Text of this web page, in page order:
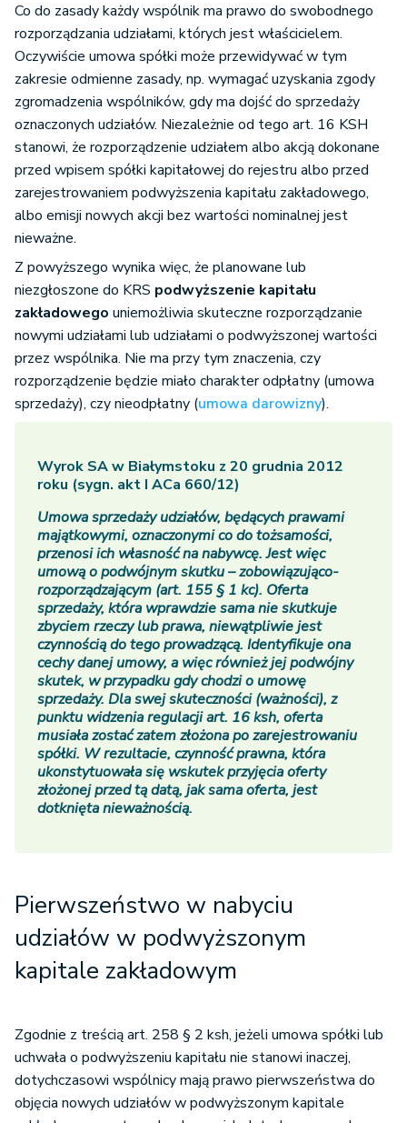
Co do zasady każdy wspólnik ma prawo do swobodnego
rozporządzania udziałami, których jest właścicielem.
Oczywiście umowa spółki może przewidywać w tym
zakresie odmienne zasady, np. wymagać uzyskania zgody
zgromadzenia wspólników, gdy ma dojść do sprzedaży
oznaczonych udziałów. Niezależnie od tego art. 16 KSH
stanowi, że rozporządzenie udziałem albo akcją dokonane
przed wpisem spółki kapitałowej do rejestru albo przed
zarejestrowaniem podwyższenia kapitału zakładowego,
albo emisji nowych akcji bez wartości nominalnej jest
nieważne.
Z powyższego wynika więc, że planowane lub
niezgłoszone do KRS podwyższenie kapitału
zakładowego uniemożliwia skuteczne rozporządzanie
nowymi udziałami lub udziałami o podwyższonej wartości
przez wspólnika. Nie ma przy tym znaczenia, czy
rozporządzenie będzie miało charakter odpłatny (umowa
sprzedaży), czy nieodpłatny (umowa darowizny).
Wyrok SA w Białymstoku z 20 grudnia 2012
roku (sygn. akt I ACa 660/12)
Umowa sprzedaży udziałów, będących prawami
majątkowymi, oznaczonymi co do tożsamości,
przenosi ich własność na nabywcę. Jest więc
umową o podwójnym skutku – zobowiązująco-
rozporządzającym (art. 155 § 1 kc). Oferta
sprzedaży, która wprawdzie sama nie skutkuje
zbyciem rzeczy lub prawa, niewątpliwie jest
czynnością do tego prowadzącą. Identyfikuje ona
cechy danej umowy, a więc również jej podwójny
skutek, w przypadku gdy chodzi o umowę
sprzedaży. Dla swej skuteczności (ważności), z
punktu widzenia regulacji art. 16 ksh, oferta
musiała zostać zatem złożona po zarejestrowaniu
spółki. W rezultacie, czynność prawna, która
ukonstytuowała się wskutek przyjęcia oferty
złożonej przed tą datą, jak sama oferta, jest
dotknięta nieważnością.
Pierwszeństwo w nabyciu
udziałów w podwyższonym
kapitale zakładowym
Zgodnie z treścią art. 258 § 2 ksh, jeżeli umowa spółki lub
uchwała o podwyższeniu kapitału nie stanowi inaczej,
dotychczasowi wspólnicy mają prawo pierwszeństwa do
objęcia nowych udziałów w podwyższonym kapitale